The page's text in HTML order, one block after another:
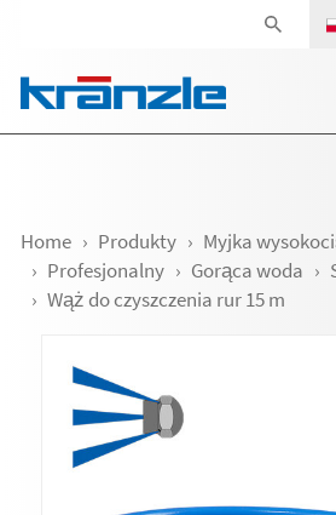
Home Produkty
Myjka
Profesjonalny
Gorąca woda
Wąż do czyszczenia rur 15 m